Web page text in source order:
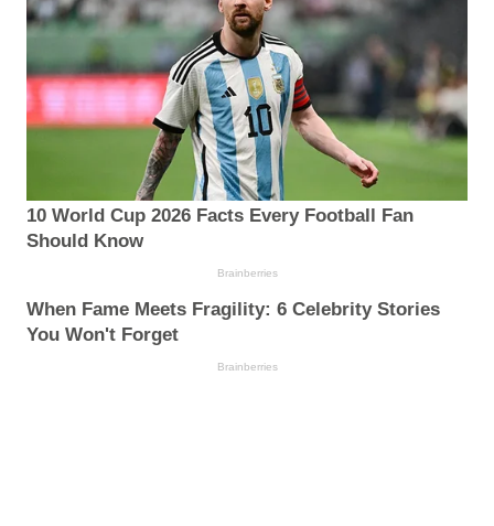
10 World Cup 2026 Facts Every Football Fan
Should Know
Brainberries
When Fame Meets Fragility: 6 Celebrity Stories
You Won't Forget
Brainberries